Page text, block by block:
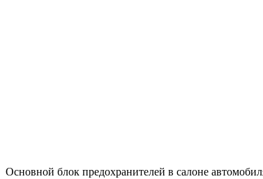
Основной блок предохранителей в салоне